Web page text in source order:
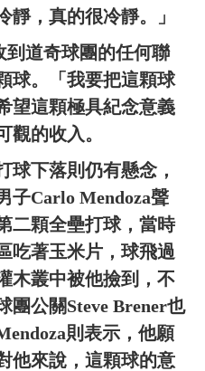
靜，真的很冷靜。」
到道奇球團的任何聯
球。「我要把這顆球
望這顆極具紀念意義
觀的收入。
球下落則仍有懸念，
子Carlo Mendoza聲
二顆全壘打球，當時
吃著玉米片，球飛過
木叢中被他撿到，不
團公關Steve Brener也
則表示，他願
他來說，這顆球的意